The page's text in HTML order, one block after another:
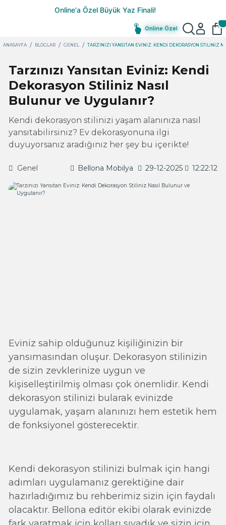
Online Özel
ANASAYFA BLOGLAR GENEL TARZINIZI YANSITAN EVINIZ: KENDI DEKORASYON STILINIZ
Tarzınızı Yansıtan Eviniz: Kendi
Dekorasyon Stiliniz Nasıl
Bulunur ve Uygulanır?
Kendi dekorasyon stilinizi yaşam alanınıza nasıl
yansıtabilirsiniz? Ev dekorasyonuna ilgi
duyuyorsanız aradığınız her şey bu içerikte!
Genel Bellona Mobilya 29-12-2025 12:22:12
Eviniz sahip olduğunuz kişiliğinizin bir
yansımasından oluşur. Dekorasyon stilinizin
de sizin zevklerinize uygun ve
kişiselleştirilmiş olması çok önemlidir. Kendi
dekorasyon stilinizi bularak evinizde
uygulamak, yaşam alanınızı hem estetik hem
de fonksiyonel gösterecektir.
Kendi dekorasyon stilinizi bulmak için hangi
adımları uygulamanız gerektiğine dair
hazırladığımız bu rehberimiz sizin için faydalı
olacaktır. Bellona editör ekibi olarak evinizde